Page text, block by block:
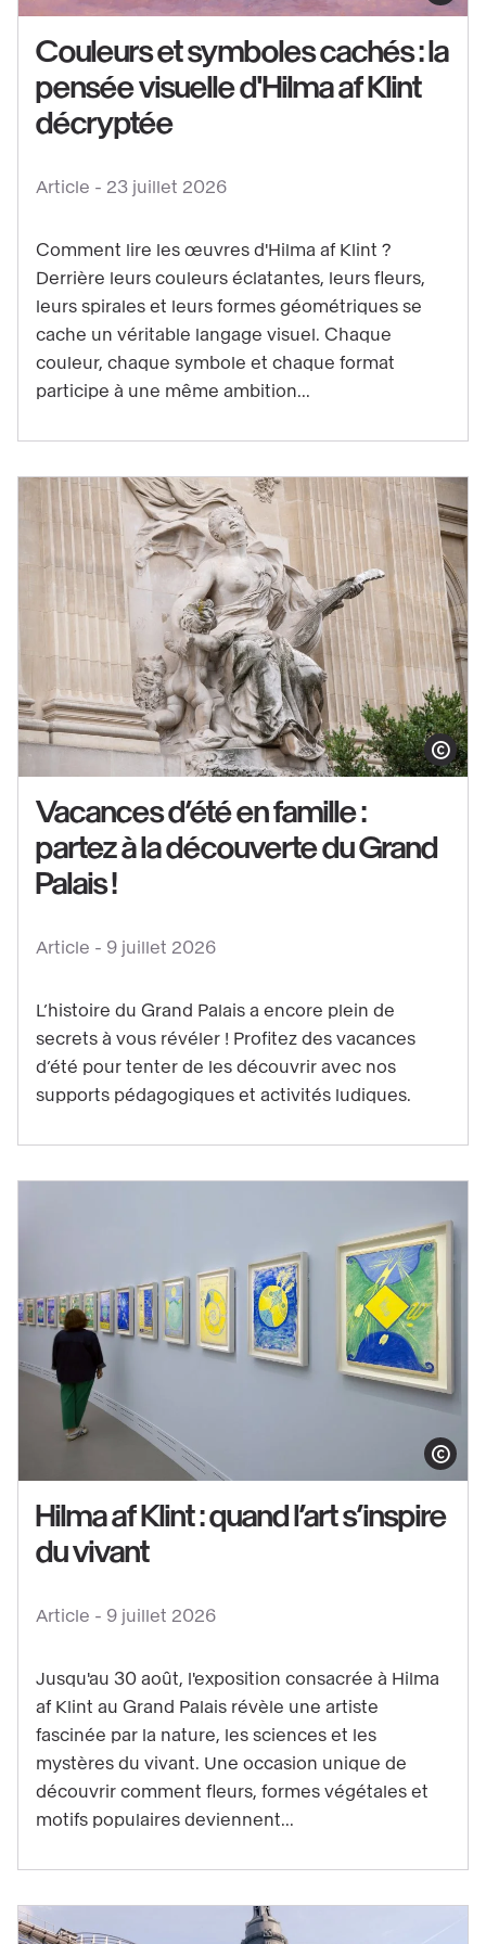
contenu
Couleurs
symboles
d'Hilma
af
Klint
Couleurs et symboles cachés : la
pensée visuelle d'Hilma af Klint
décryptée
Article - 23 juillet 2026
Comment lire les œuvres d'Hilma af Klint ?
Derrière leurs couleurs éclatantes, leurs fleurs,
leurs spirales et leurs formes géométriques se
cache un véritable langage visuel. Chaque
couleur, chaque symbole et chaque format
participe à une même ambition...
Voir
famille
à
la
Palais
!
Afficher le
Vacances d’été en famille :
partez à la découverte du Grand
Palais !
Article - 9 juillet 2026
L’histoire du Grand Palais a encore plein de
secrets à vous révéler ! Profitez des vacances
d’été pour tenter de les découvrir avec nos
supports pédagogiques et activités ludiques.
Voir
contenu
Hilma
af
Klint
quand
vivant
Afficher le
Hilma af Klint : quand l’art s’inspire
du vivant
Article - 9 juillet 2026
Jusqu'au 30 août, l'exposition consacrée à Hilma
af Klint au Grand Palais révèle une artiste
fascinée par la nature, les sciences et les
mystères du vivant. Une occasion unique de
découvrir comment fleurs, formes végétales et
motifs populaires deviennent...